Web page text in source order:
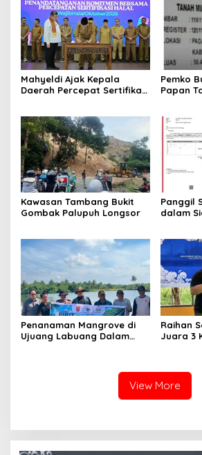
Mahyeldi Ajak Kepala
Daerah Percepat Sertifikasi
Nasional
Pemko
Papan
Kawasan Tambang Bukit
Gombak Palupuh Longsor
Panggil
dalam
Penanaman Mangrove di
Ujuang Labuang Dalam
Raihan
Juara 3
View More